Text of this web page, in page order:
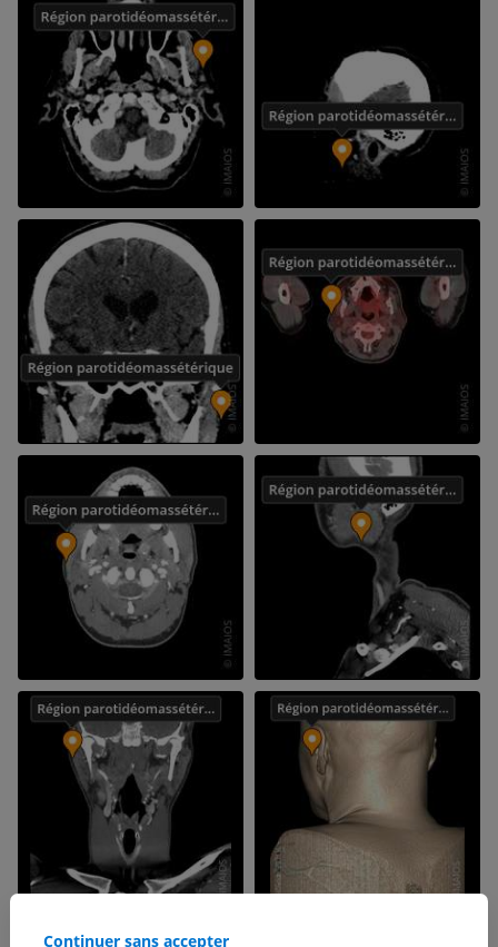
Continuer sans accepter